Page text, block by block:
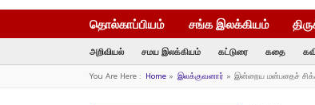
தொல்காப்பியம் சங்க இலக்கியம்
அறிவியல் சமய இலக்கியம் கட்டுரை கதை
You Are Here : Home» இலக்குவனார் » இன்றைய மன்பதைச்